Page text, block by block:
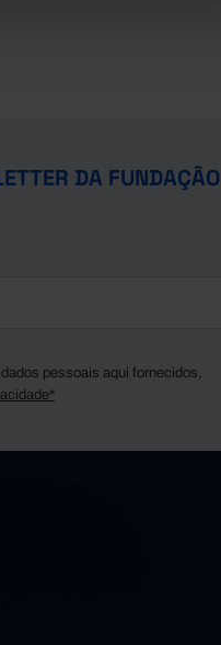
DA FUNDAÇÃO
pessoais aqui fornecidos,